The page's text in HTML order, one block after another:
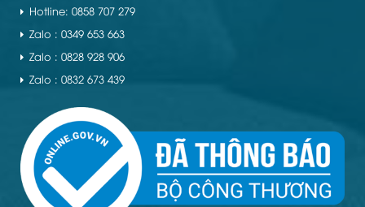
Hotline: 0858 707 279
Zalo : 0349 653 663
Zalo : 0828 928 906
Zalo : 0832 673 439